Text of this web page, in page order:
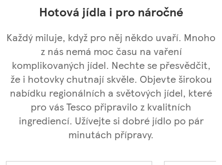
Hotová jídla i pro náročné
Každý miluje, když pro něj někdo uvaří. Mnoho
z nás nemá moc času na vaření
komplikovaných jídel. Nechte se přesvědčit,
že i hotovky chutnají skvěle. Objevte širokou
nabídku regionálních a světových jídel, které
pro vás Tesco připravilo z kvalitních
ingrediencí. Užívejte si dobré jídlo po pár
minutách přípravy.